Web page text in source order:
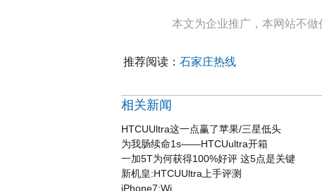
本文为企业推广，本网站不做
推荐阅读： 石家庄热线
相关新闻
HTCUUltra这一点赢了苹果/三星低头
为我肠续命1s——HTCUultra开箱
一加5T为何获得100%好评 这5点是关键
新机皇:HTCUUltra上手评测
iPhone7:Wi